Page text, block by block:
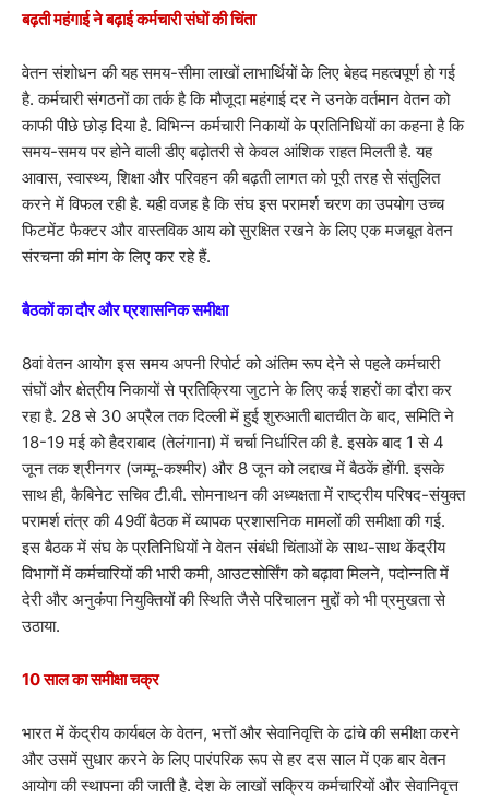
बढ़ती महंगाई ने बढ़ाई कर्मचारी संघों की चिंता
वेतन संशोधन की यह समय-सीमा लाखों लाभार्थियों के लिए बेहद महत्वपूर्ण हो गई
है. कर्मचारी संगठनों का तर्क है कि मौजूदा महंगाई दर ने उनके वर्तमान वेतन को
काफी पीछे छोड़ दिया है. विभिन्न कर्मचारी निकायों के प्रतिनिधियों का कहना है कि
समय-समय पर होने वाली डीए बढ़ोतरी से केवल आंशिक राहत मिलती है. यह
आवास, स्वास्थ्य, शिक्षा और परिवहन की बढ़ती लागत को पूरी तरह से संतुलित
करने में विफल रही है. यही वजह है कि संघ इस परामर्श चरण का उपयोग उच्च
फिटमेंट फैक्टर और वास्तविक आय को सुरक्षित रखने के लिए एक मजबूत वेतन
संरचना की मांग के लिए कर रहे हैं.
बैठकों का दौर और प्रशासनिक समीक्षा
8वां वेतन आयोग इस समय अपनी रिपोर्ट को अंतिम रूप देने से पहले कर्मचारी
संघों और क्षेत्रीय निकायों से प्रतिक्रिया जुटाने के लिए कई शहरों का दौरा कर
रहा है. 28 से 30 अप्रैल तक दिल्ली में हुई शुरुआती बातचीत के बाद, समिति ने
18-19 मई को हैदराबाद (तेलंगाना) में चर्चा निर्धारित की है. इसके बाद 1 से 4
जून तक श्रीनगर (जम्मू-कश्मीर) और 8 जून को लद्दाख में बैठकें होंगी. इसके
साथ ही, कैबिनेट सचिव टी.वी. सोमनाथन की अध्यक्षता में राष्ट्रीय परिषद-संयुक्त
परामर्श तंत्र की 49वीं बैठक में व्यापक प्रशासनिक मामलों की समीक्षा की गई.
इस बैठक में संघ के प्रतिनिधियों ने वेतन संबंधी चिंताओं के साथ-साथ केंद्रीय
विभागों में कर्मचारियों की भारी कमी, आउटसोर्सिंग को बढ़ावा मिलने, पदोन्नति में
देरी और अनुकंपा नियुक्तियों की स्थिति जैसे परिचालन मुद्दों को भी प्रमुखता से
उठाया.
10 साल का समीक्षा चक्र
भारत में केंद्रीय कार्यबल के वेतन, भत्तों और सेवानिवृत्ति के ढांचे की समीक्षा करने
और उसमें सुधार करने के लिए पारंपरिक रूप से हर दस साल में एक बार वेतन
आयोग की स्थापना की जाती है. देश के लाखों सक्रिय कर्मचारियों और सेवानिवृत्त